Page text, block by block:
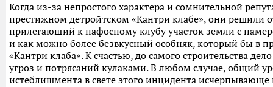
Когда из-за непростого характера и сомнительной
престижном детройтском «Кантри клабе», они решили
прилегающий к пафосному клубу участок земли с
и как можно более безвкусный особняк, который бы в
«Кантри клаба». К счастью, до самого строительства
угроз и потрясаний кулаками. В любом случае, общий
истеблишмента в свете этого инцидента исчерпывающе